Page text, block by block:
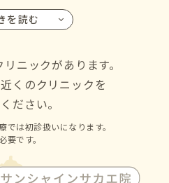
古屋駅に乗り入れているので、
区・西区・中村区・中区・昭
の方からも通院して頂けます
を読む
ニックがあります。
くのクリニックを
ださい。
では初診扱いになります。
要です。